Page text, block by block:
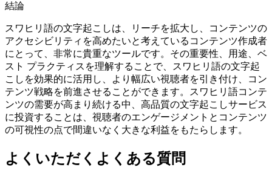
結論
スワヒリ語の文字起こしは、リーチを拡大し、コンテンツの
アクセシビリティを高めたいと考えているコンテンツ作成者
にとって、非常に貴重なツールです。その重要性、用途、ベ
スト プラクティスを理解することで、スワヒリ語の文字起
こしを効果的に活用し、より幅広い視聴者を引き付け、コン
テンツ戦略を前進させることができます。スワヒリ語コンテ
ンツの需要が高まり続ける中、高品質の文字起こしサービス
に投資することは、視聴者のエンゲージメントとコンテンツ
の可視性の点で間違いなく大きな利益をもたらします。
よくいただく よくある質問